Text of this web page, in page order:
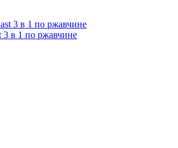
3 в 1 по ржавчине